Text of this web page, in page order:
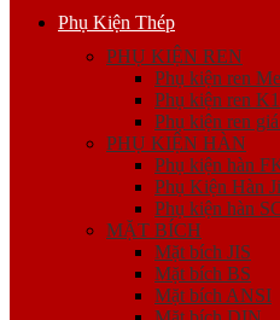
Phụ Kiện Thép
PHỤ KIỆN REN
Phụ kiện ren
Phụ kiện ren K1
Phụ kiện ren
PHỤ KIỆN HÀN
Phụ kiện hàn
Phụ Kiện Hàn
Phụ kiện hàn
MẶT BÍCH
Mặt bích JIS
Mặt bích BS
Mặt bích ANSI